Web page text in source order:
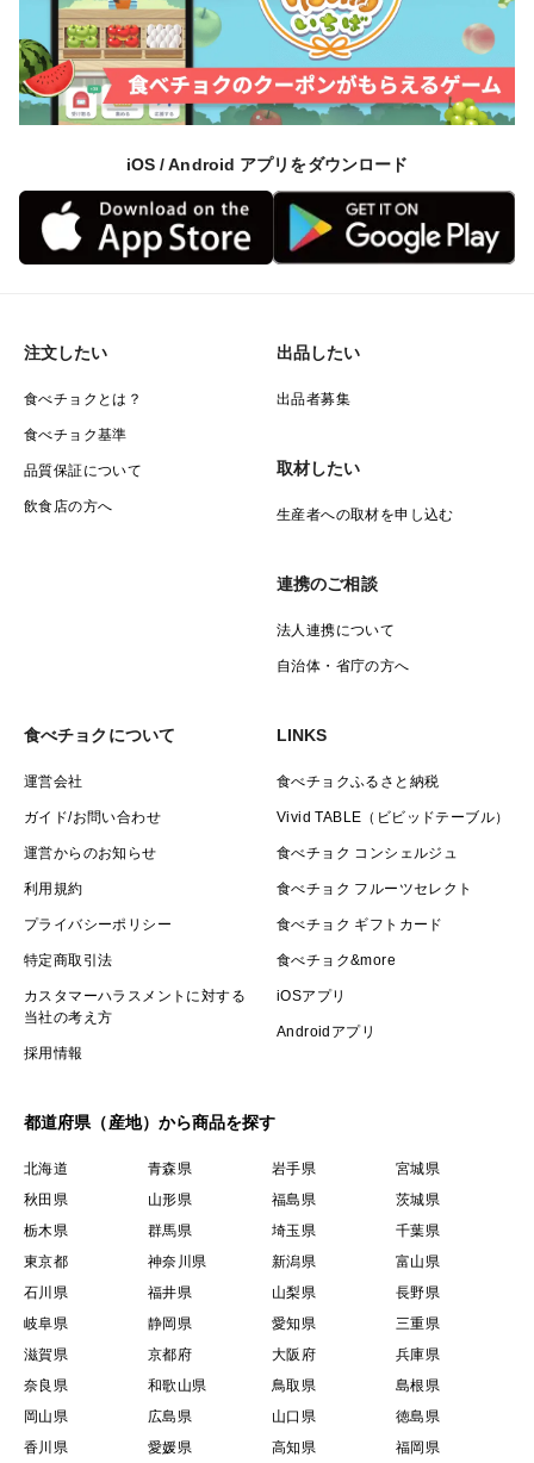
iOS / Android アプリをダウンロード
注文したい
食べチョクとは？
食べチョク基準
品質保証について
飲食店の方へ
出品したい
出品者募集
取材したい
生産者への取材を申し込む
連携のご相談
法人連携について
自治体・省庁の方へ
食べチョクについて
運営会社
ガイド/お問い合わせ
運営からのお知らせ
利用規約
プライバシーポリシー
特定商取引法
カスタマーハラスメントに対する
当社の考え方
採用情報
LINKS
食べチョクふるさと納税
Vivid TABLE（ビビッドテーブル）
食べチョク コンシェルジュ
食べチョク フルーツセレクト
食べチョク ギフトカード
食べチョク&more
iOSアプリ
Androidアプリ
都道府県（産地）から商品を探す
北海道 青森県 岩手県
宮城県
秋田県
山形県 福島県
茨城県
栃木県
群馬県 埼玉県
千葉県
東京都
神奈川県 新潟県
富山県
石川県
福井県 山梨県
長野県
岐阜県
静岡県 愛知県
三重県
滋賀県
京都府 大阪府
兵庫県
奈良県
和歌山県 鳥取県
島根県
岡山県
広島県 山口県
徳島県
香川県
愛媛県 高知県 福岡県